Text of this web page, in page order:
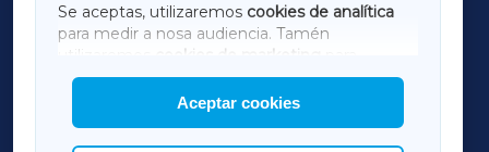
Se aceptas, utilizaremos cookies de analítica
para medir a nosa audiencia. Tamén
utilizaremos
cookies de marketing
mostrar publicidade de terceiros.
Así mesmo, podes personalizar a elección das
cookies que desexas permitir.
Aceptar cookies
AMARIÑAXA
RIBEIRASACRAXA